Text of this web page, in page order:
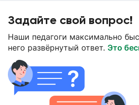
Задайте свой вопрос!
Наши педагоги максимально
него развёрнутый ответ. Это